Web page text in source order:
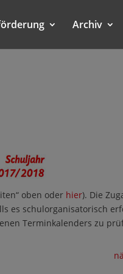
Archiv
oben oder hier). Die
es schulorganisatorisch
Terminkalenders zu